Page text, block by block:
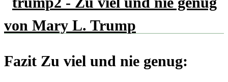
Fazit Zu viel und nie genug: